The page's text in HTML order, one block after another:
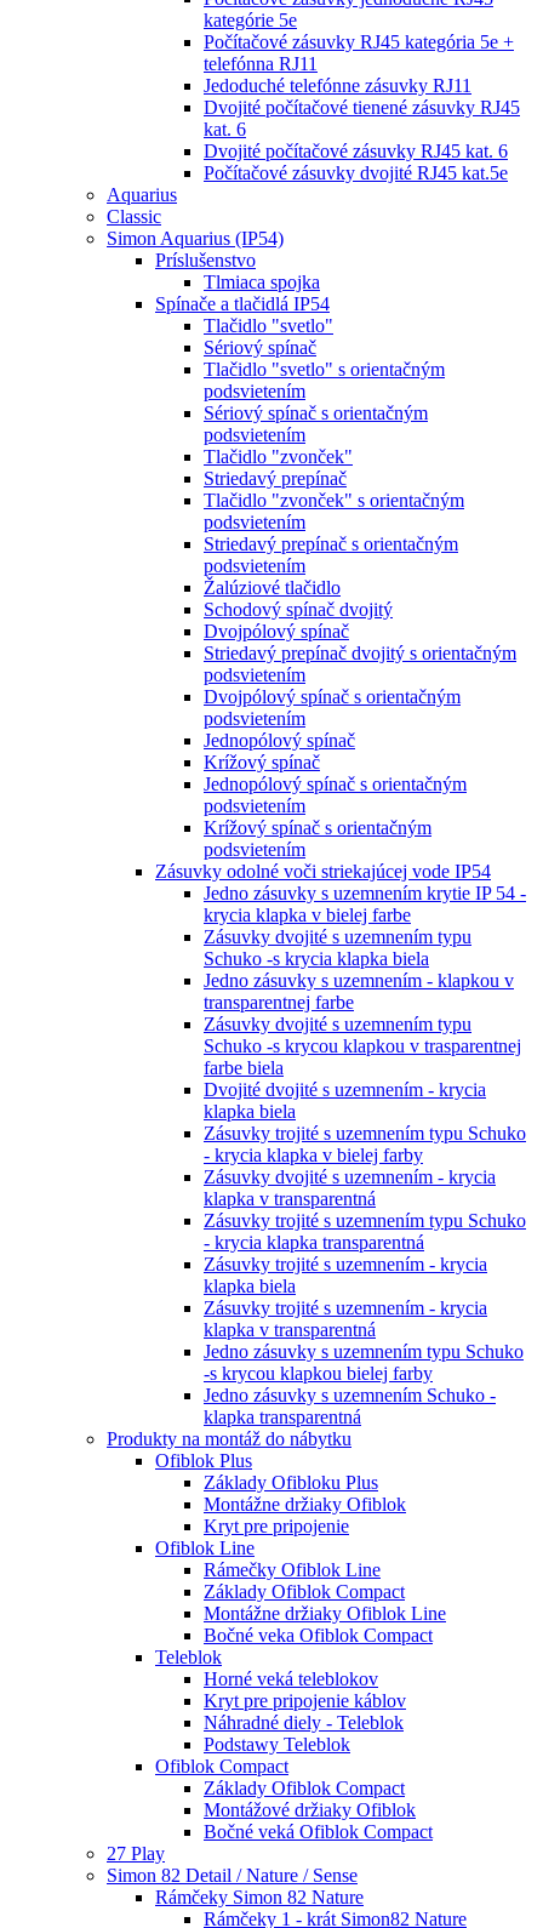
kategórie 5e
Počítačové zásuvky RJ45 kategória 5e +
telefónna RJ11
Jedoduché telefónne zásuvky RJ11
Dvojité počítačové tienené zásuvky RJ45
kat. 6
Dvojité počítačové zásuvky RJ45 kat. 6
Počítačové zásuvky dvojité RJ45 kat.5e
Aquarius
Classic
Simon Aquarius (IP54)
Príslušenstvo
Tlmiaca spojka
Spínače a tlačidlá IP54
Tlačidlo "svetlo"
Sériový spínač
Tlačidlo "svetlo" s orientačným
podsvietením
Sériový spínač s orientačným
podsvietením
Tlačidlo "zvonček"
Striedavý prepínač
Tlačidlo "zvonček" s orientačným
podsvietením
Striedavý prepínač s orientačným
podsvietením
Žalúziové tlačidlo
Schodový spínač dvojitý
Dvojpólový spínač
Striedavý prepínač dvojitý s orientačným
podsvietením
Dvojpólový spínač s orientačným
podsvietením
Jednopólový spínač
Krížový spínač
Jednopólový spínač s orientačným
podsvietením
Krížový spínač s orientačným
podsvietením
Zásuvky odolné voči striekajúcej vode IP54
Jedno zásuvky s uzemnením krytie IP 54 -
krycia klapka v bielej farbe
Zásuvky dvojité s uzemnením typu
Schuko -s krycia klapka biela
Jedno zásuvky s uzemnením - klapkou v
transparentnej farbe
Zásuvky dvojité s uzemnením typu
Schuko -s krycou klapkou v trasparentnej
farbe biela
Dvojité dvojité s uzemnením - krycia
klapka biela
Zásuvky trojité s uzemnením typu Schuko
- krycia klapka v bielej farby
Zásuvky dvojité s uzemnením - krycia
klapka v transparentná
Zásuvky trojité s uzemnením typu Schuko
- krycia klapka transparentná
Zásuvky trojité s uzemnením - krycia
klapka biela
Zásuvky trojité s uzemnením - krycia
klapka v transparentná
Jedno zásuvky s uzemnením typu Schuko
-s krycou klapkou bielej farby
Jedno zásuvky s uzemnením Schuko -
klapka transparentná
Produkty na montáž do nábytku
Ofiblok Plus
Základy Ofibloku Plus
Montážne držiaky Ofiblok
Kryt pre pripojenie
Ofiblok Line
Rámečky Ofiblok Line
Základy Ofiblok Compact
Montážne držiaky Ofiblok Line
Bočné veka Ofiblok Compact
Teleblok
Horné veká teleblokov
Kryt pre pripojenie káblov
Náhradné diely - Teleblok
Podstawy Teleblok
Ofiblok Compact
Základy Ofiblok Compact
Montážové držiaky Ofiblok
Bočné veká Ofiblok Compact
27 Play
Simon 82 Detail / Nature / Sense
Rámčeky Simon 82 Nature
Rámčeky 1 - krát Simon82 Nature